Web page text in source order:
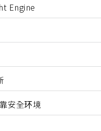
Engine
安全环境